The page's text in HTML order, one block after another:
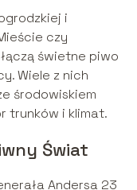
i
czy
świetne piwo
Wiele z nich
środowiskiem
trunków i klimat.
Świat
Andersa 23